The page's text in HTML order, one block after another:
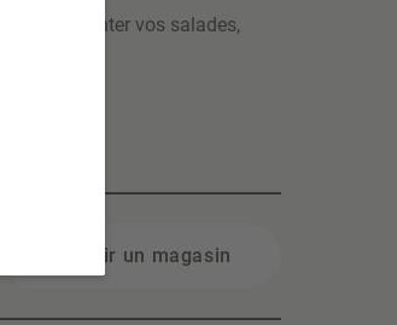
agrémenter vos salades,
Choisir un magasin